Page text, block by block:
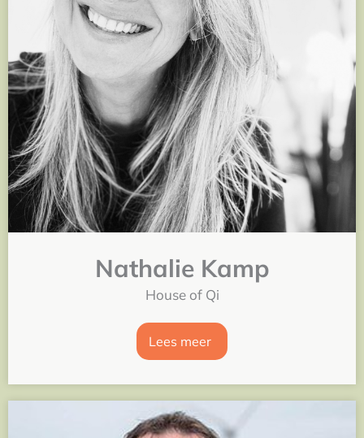
Nathalie Kamp
House of Qi
Lees meer